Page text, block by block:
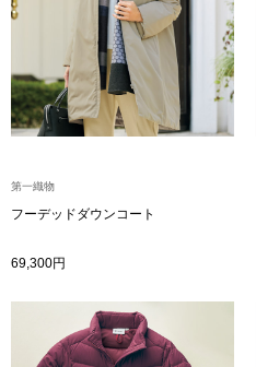
【特集】食彩倶楽部
ランド
第一織物
フーデッドダウンコート
69,300円